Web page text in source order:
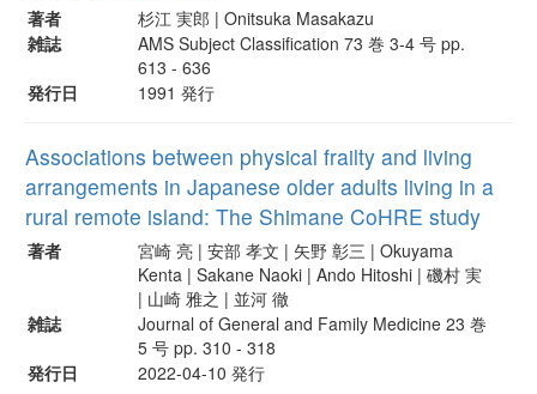
著者
杉江 実郎 | Onitsuka Masakazu
雑誌
AMS Subject Classification 73 巻 3-4 号 pp.
613 - 636
発行日
1991 発行
Associations between physical frailty and living
arrangements in Japanese older adults living in a
rural remote island: The Shimane CoHRE study
著者
宮崎 亮 | 安部 孝文 | 矢野 彰三 | Okuyama
Kenta | Sakane Naoki | Ando Hitoshi | 磯村 実
| 山崎 雅之 | 並河 徹
雑誌
Journal of General and Family Medicine 23 巻
5 号 pp. 310 - 318
発行日
2022-04-10 発行